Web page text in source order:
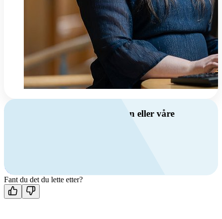
Har du spørsmål om ventilasjon eller våre
Kontakt oss
Fant du det du lette etter?